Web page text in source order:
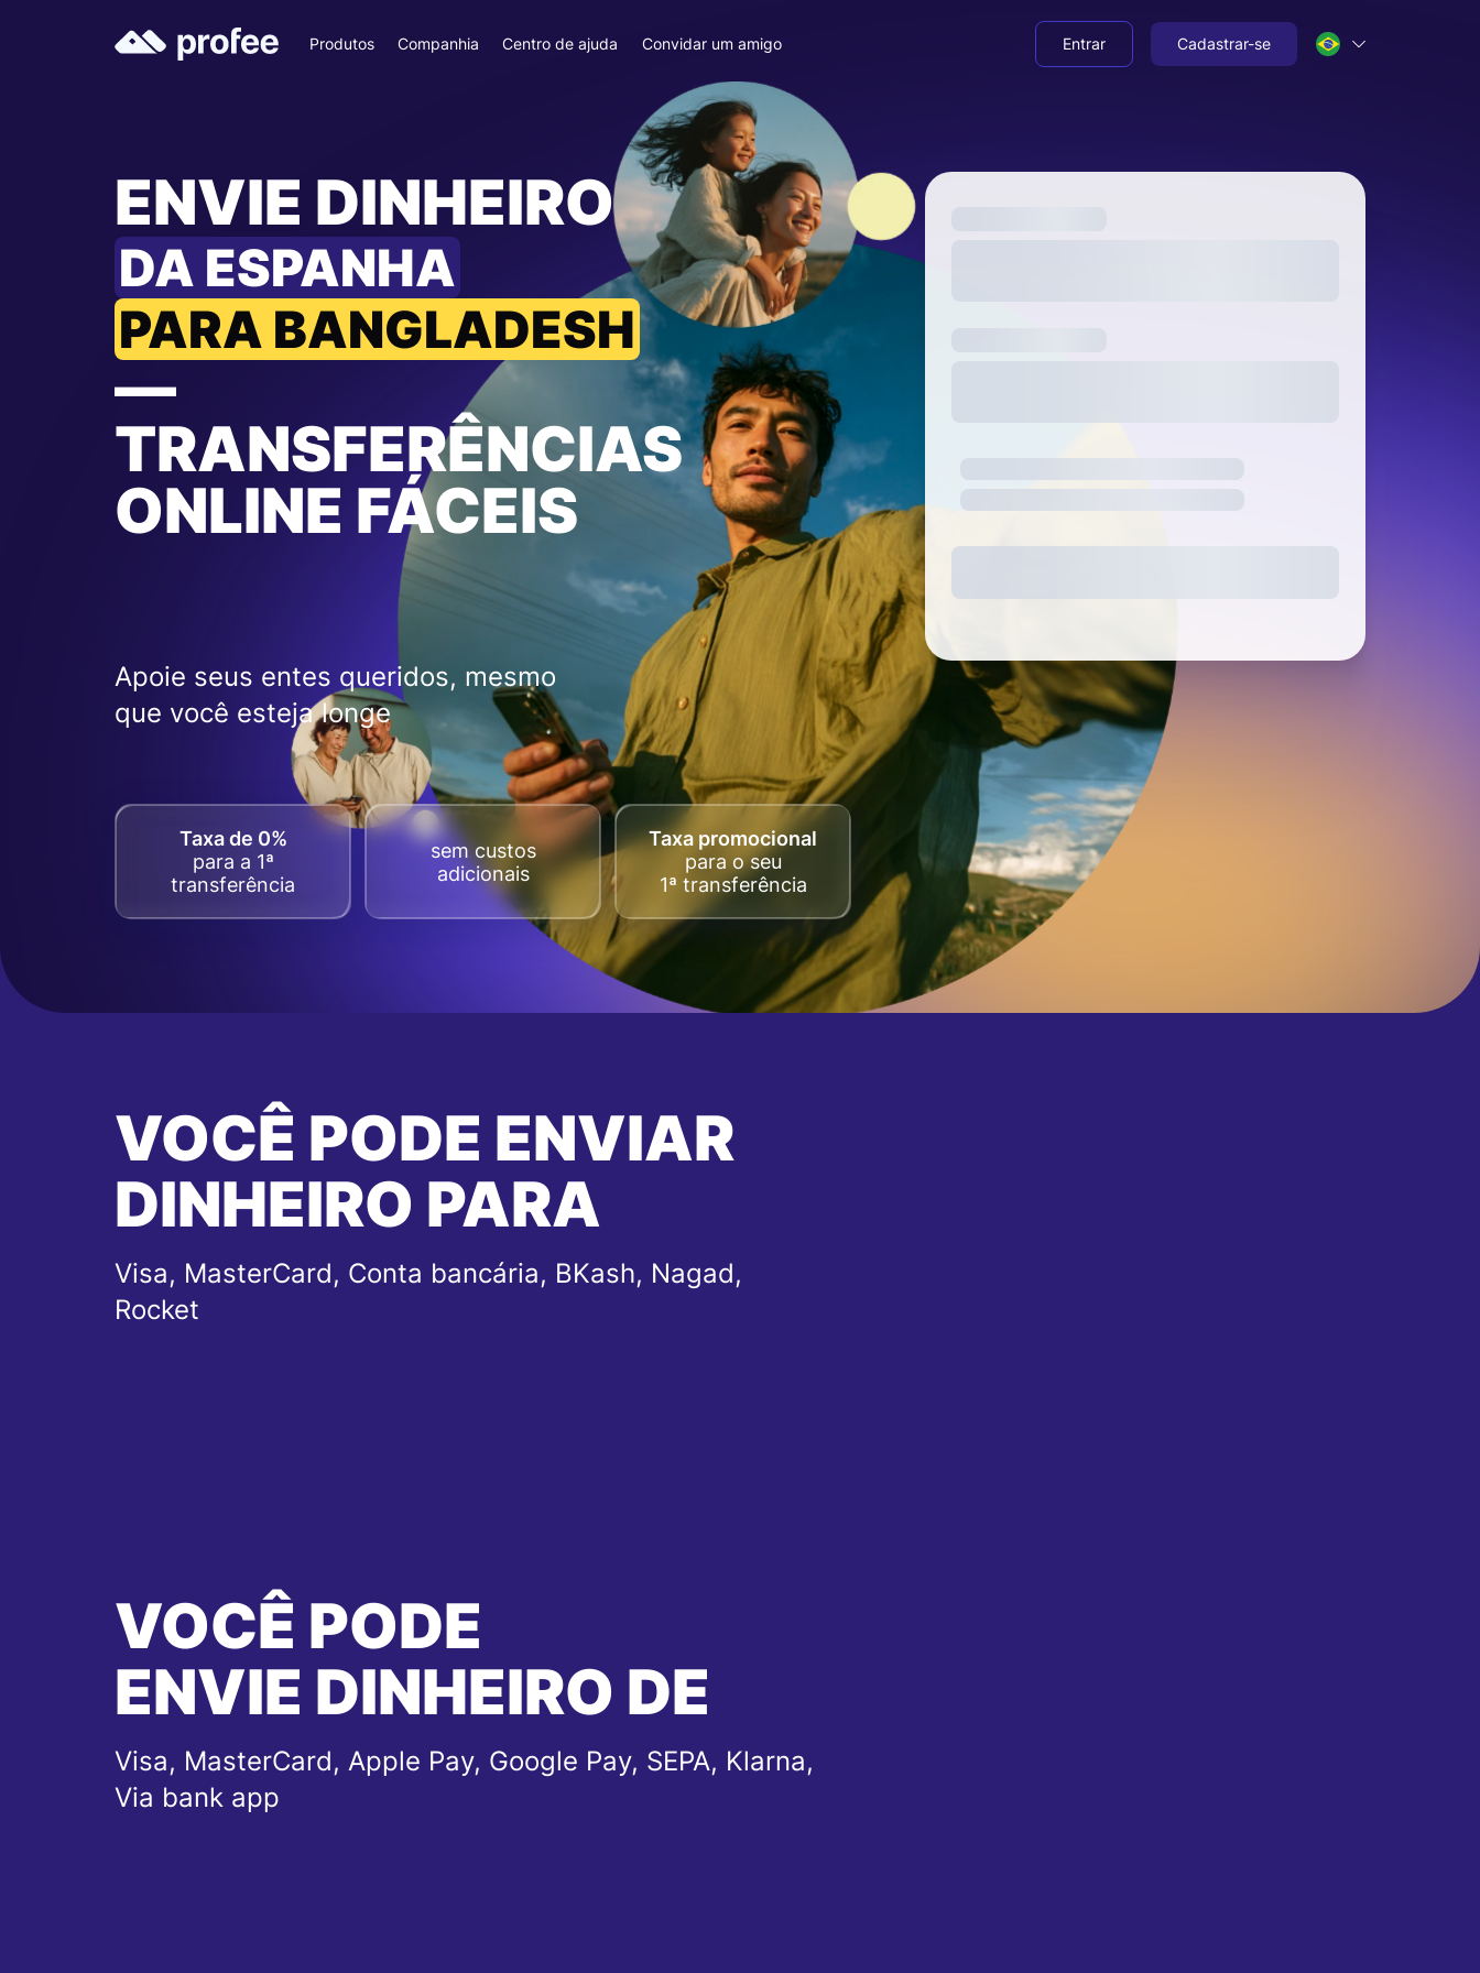
Produtos Companhia Centro de ajuda Convidar um amigo Entrar Cadastrar-se
ENVIE DINHEIRO
DA ESPANHA
PARA BANGLADESH
—
TRANSFERÊNCIAS
ONLINE FÁCEIS
Apoie seus entes queridos, mesmo
que você esteja longe
Taxa de 0%
para a 1ª
transferência
sem custos
adicionais
Taxa promocional
para o seu
1ª transferência
VOCÊ PODE ENVIAR
DINHEIRO PARA
Visa, MasterCard, Conta bancária, BKash, Nagad,
Rocket
VOCÊ PODE
ENVIE DINHEIRO DE
Visa, MasterCard, Apple Pay, Google Pay, SEPA, Klarna,
Via bank app